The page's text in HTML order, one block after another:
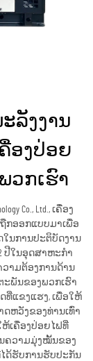
ລັງງານ
ອງປ່ອຍ
ວກເຮົາ
Co., Ltd., ເຄື່ອງ
ກອອກແບບມາເພື່ອ
ນການປະຕິບັດງານ
ປີໃນອຸດສາຫະກຳ
ວາມຕ້ອງການດ້ານ
ະພັນຂອງພວກເຮົາ
ທີ່ແຂງແຮງ, ເພື່ອໃຫ້
ຫວັງຂອງທ່ານເທົ່າ
ຫ້ເຄື່ອງປ່ອຍໄຟທີ່
ຄວາມມຸ່ງໝັ້ນຂອງ
ດ້ຮັບການຮັບປະກັນ